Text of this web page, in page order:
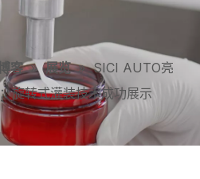
客 » 展览 » SICI AUTO亮
旋转式灌装技术成功展示